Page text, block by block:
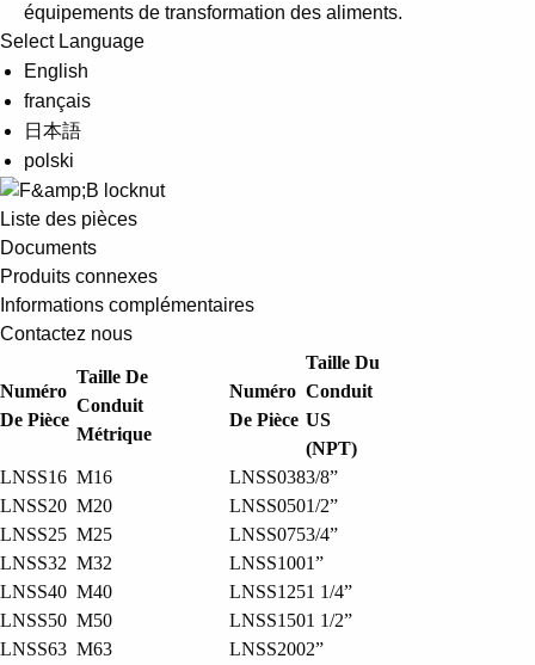
Suggestions
Products
Shopping list preview
0
équipements de transformation des aliments.
Select Language
English
français
日本語
polski
Liste des pièces
Documents
Produits connexes
Informations complémentaires
Contactez nous
Numéro
De Pièce
Taille De
Conduit
Métrique
Numéro
De Pièce
Taille Du
Conduit
US
(NPT)
LNSS16 M16 LNSS0383/8”
LNSS20 M20 LNSS0501/2”
LNSS25 M25 LNSS0753/4”
LNSS32 M32 LNSS1001”
LNSS40 M40 LNSS1251 1/4”
LNSS50 M50 LNSS1501 1/2”
LNSS63 M63 LNSS2002”